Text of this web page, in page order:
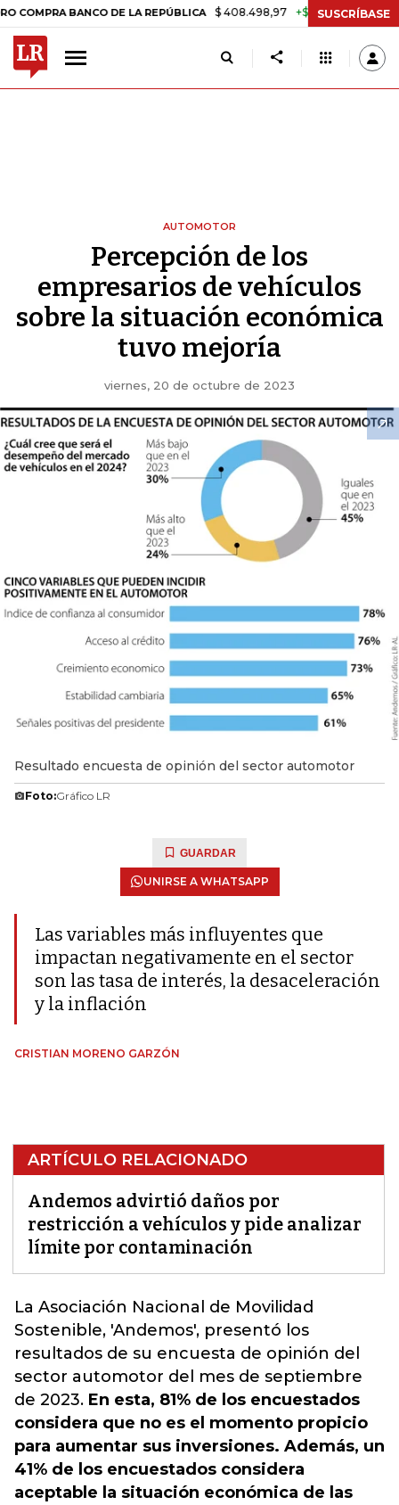
BANCO DE LA REPÚBLICA $ 408.498,97 +$ 8.753,81 +2,19%
SUSCRÍBASE
AUTOMOTOR
Percepción de los
empresarios de vehículos
sobre la situación económica
tuvo mejoría
viernes, 20 de octubre de 2023
Resultado encuesta de opinión del sector automotor
Foto:Gráfico LR
GUARDAR
UNIRSE A WHATSAPP
Las variables más influyentes que
impactan negativamente en el sector
son las tasa de interés, la desaceleración
y la inflación
CRISTIAN MORENO GARZÓN
ARTÍCULO RELACIONADO
Andemos advirtió daños por
restricción a vehículos y pide analizar
límite por contaminación
La Asociación Nacional de Movilidad
Sostenible, 'Andemos', presentó los
resultados de su encuesta de opinión del
sector automotor del mes de septiembre
de 2023. En esta, 81% de los encuestados
considera que no es el momento propicio
para aumentar sus inversiones. Además, un
41% de los encuestados considera
aceptable la situación económica de las